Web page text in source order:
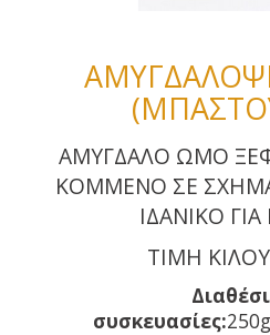
ΑΜΥΓΔΑΛΟ ΩΜΟ
ΚΟΜΜΕΝΟ ΣΕ
ΙΔΑΝΙΚΟ
ΤΙΜΗ
συσκευασίες: